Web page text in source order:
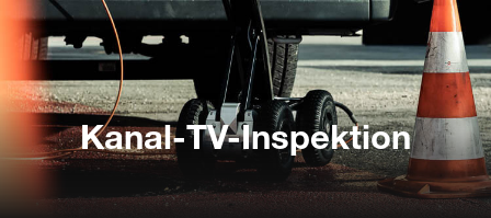
Digitales Kanalnetz
Kanal-TV-Inspektion